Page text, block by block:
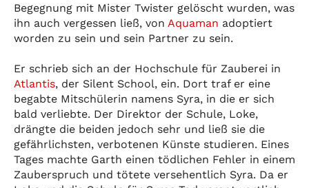
Begegnung mit Mister Twister gelöscht wurden, was
ihn auch vergessen ließ, von Aquaman adoptiert
worden zu sein und sein Partner zu sein.
Er schrieb sich an der Hochschule für Zauberei in
Atlantis, der Silent School, ein. Dort traf er eine
begabte Mitschülerin namens Syra, in die er sich
bald verliebte. Der Direktor der Schule, Loke,
drängte die beiden jedoch sehr und ließ sie die
gefährlichsten, verbotenen Künste studieren. Eines
Tages machte Garth einen tödlichen Fehler in einem
Zauberspruch und tötete versehentlich Syra. Da er